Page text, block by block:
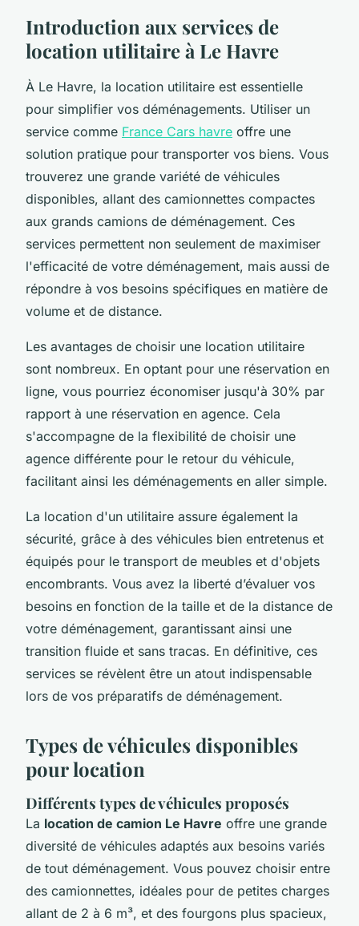
Introduction aux services de
location utilitaire à Le Havre
À Le Havre, la location utilitaire est essentielle
pour simplifier vos déménagements. Utiliser un
service comme France Cars havre offre une
solution pratique pour transporter vos biens. Vous
trouverez une grande variété de véhicules
disponibles, allant des camionnettes compactes
aux grands camions de déménagement. Ces
services permettent non seulement de maximiser
l'efficacité de votre déménagement, mais aussi de
répondre à vos besoins spécifiques en matière de
volume et de distance.
Les avantages de choisir une location utilitaire
sont nombreux. En optant pour une réservation en
ligne, vous pourriez économiser jusqu'à 30% par
rapport à une réservation en agence. Cela
s'accompagne de la flexibilité de choisir une
agence différente pour le retour du véhicule,
facilitant ainsi les déménagements en aller simple.
La location d'un utilitaire assure également la
sécurité, grâce à des véhicules bien entretenus et
équipés pour le transport de meubles et d'objets
encombrants. Vous avez la liberté d’évaluer vos
besoins en fonction de la taille et de la distance de
votre déménagement, garantissant ainsi une
transition fluide et sans tracas. En définitive, ces
services se révèlent être un atout indispensable
lors de vos préparatifs de déménagement.
Types de véhicules disponibles
pour location
Différents types de véhicules proposés
La location de camion Le Havre offre une grande
diversité de véhicules adaptés aux besoins variés
de tout déménagement. Vous pouvez choisir entre
des camionnettes, idéales pour de petites charges
allant de 2 à 6 m³, et des fourgons plus spacieux,